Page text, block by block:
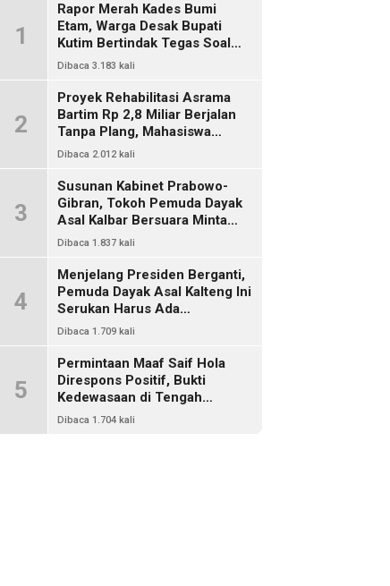
1
Rapor Merah Kades Bumi
Etam, Warga Desak Bupati
Kutim Bertindak Tegas Soal
Penyelewengan Dana SILPA
Dibaca 3.183 kali
2
Proyek Rehabilitasi Asrama
Bartim Rp 2,8 Miliar Berjalan
Tanpa Plang, Mahasiswa
Pertanyakan Transparansi
Dibaca 2.012 kali
3
Susunan Kabinet Prabowo-
Gibran, Tokoh Pemuda Dayak
Asal Kalbar Bersuara Minta
Harus Ada Representasi Dari
Dibaca 1.837 kali
4
Menjelang Presiden Berganti,
Pemuda Dayak Asal Kalteng Ini
Serukan Harus Ada
Keterwakilan Bangsa Dayak
Dibaca 1.709 kali
5
Permintaan Maaf Saif Hola
Direspons Positif, Bukti
Kedewasaan di Tengah
Polemik Konten
Dibaca 1.704 kali